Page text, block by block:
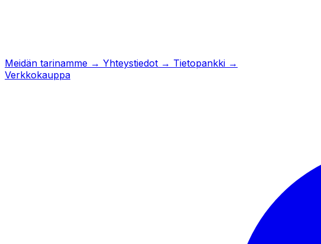
Meidän tarinamme → Yhteystiedot → Tietopankki →
Verkkokauppa